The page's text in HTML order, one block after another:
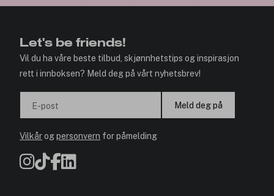
Let's be friends!
Vil du ha våre beste tilbud, skjønnhetstips og inspirasjon
rett i innboksen? Meld deg på vårt nyhetsbrev!
E-post Meld deg på
Vilkårogpersonvern for påmelding